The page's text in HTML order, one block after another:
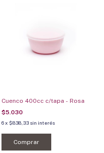
Cuenco 400cc c/tapa - Rosa
$5.030
6 x $838,33 sin interés
Comprar